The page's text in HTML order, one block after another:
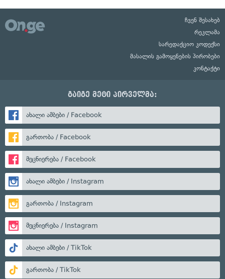
ჩვენ შესახებ
რეკლამა
სარედაქციო კოდექსი
მასალის გამოყენების პირობები
კონტაქტი
გაიგე მეტი პირველმა:
ახალი ამბები / Facebook
გართობა / Facebook
მეცნიერება / Facebook
ახალი ამბები / Instagram
გართობა / Instagram
მეცნიერება / Instagram
ახალი ამბები / TikTok
გართობა / TikTok